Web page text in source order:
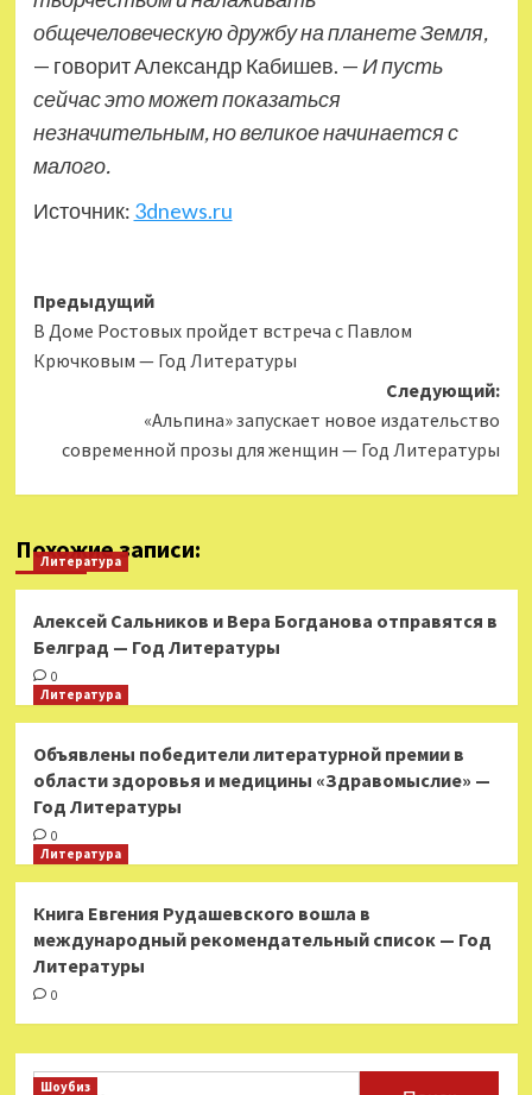
общечеловеческую дружбу на планете Земля,
— говорит Александр Кабишев. —И пусть
сейчас это может показаться
незначительным, но великое начинается с
малого.
Источник: 3dnews.ru
Навигация
записи
Предыдущий
В Доме Ростовых пройдет встреча с Павлом
Крючковым — Год Литературы
Следующий:
«Альпина» запускает новое издательство
современной прозы для женщин — Год Литературы
Похожие записи:
Литература
Алексей Сальников и Вера Богданова отправятся в
Белград — Год Литературы
0
Литература
Объявлены победители литературной премии в
области здоровья и медицины «Здравомыслие» —
Год Литературы
0
Литература
Книга Евгения Рудашевского вошла в
международный рекомендательный список — Год
Литературы
0
Найти:
Шоубиз